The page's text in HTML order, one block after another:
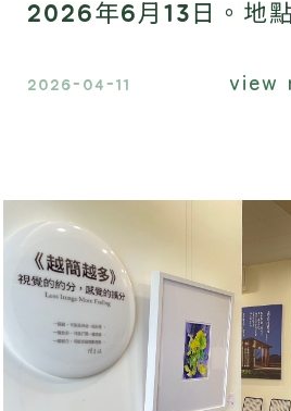
2026年6月13日。地
（宜蘭縣三星鄉大義
2026-04-11 view